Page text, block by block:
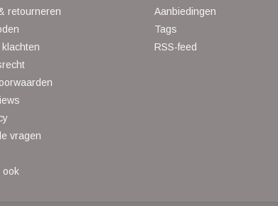
retourneren
vragen
ook
Aanbiedingen
Tags
RSS-feed